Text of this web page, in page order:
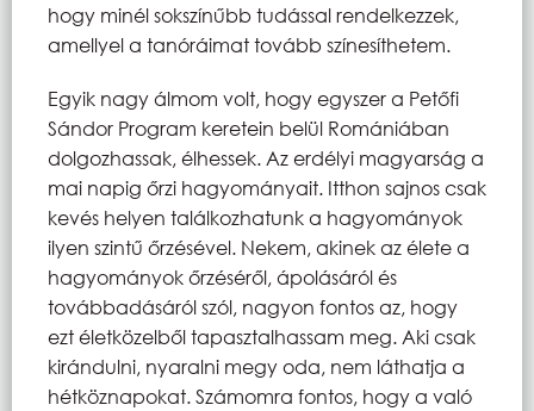
hogy minél sokszínűbb tudással rendelkezzek,
amellyel a tanóráimat tovább színesíthetem.
Egyik nagy álmom volt, hogy egyszer a Petőfi
Sándor Program keretein belül Romániában
dolgozhassak, élhessek. Az erdélyi magyarság a
mai napig őrzi hagyományait. Itthon sajnos csak
kevés helyen találkozhatunk a hagyományok
ilyen szintű őrzésével. Nekem, akinek az élete a
hagyományok őrzéséről, ápolásáról és
továbbadásáról szól, nagyon fontos az, hogy
ezt életközelből tapasztalhassam meg. Aki csak
kirándulni, nyaralni megy oda, nem láthatja a
hétköznapokat. Számomra fontos, hogy a való